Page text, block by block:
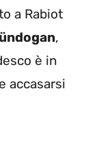
a Rabiot
,
è in
accasarsi